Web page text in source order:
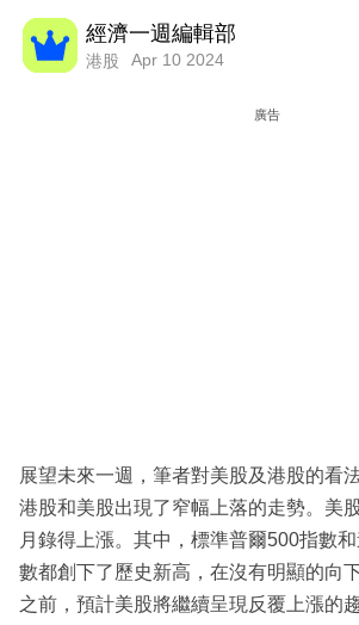
商
業
訂
閱
專
區
經濟一週編輯部
港股 Apr 10 2024
廣告
展望未來一週，筆者對美股及港股的看
港股和美股出現了窄幅上落的走勢。美
月錄得上漲。其中，標準普爾500指數
數都創下了歷史新高，在沒有明顯的向
之前，預計美股將繼續呈現反覆上漲的